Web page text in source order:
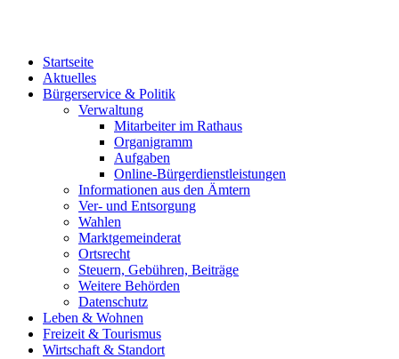
Startseite
Aktuelles
Bürgerservice & Politik
Verwaltung
Mitarbeiter im Rathaus
Organigramm
Aufgaben
Online-Bürgerdienstleistungen
Informationen aus den Ämtern
Ver- und Entsorgung
Wahlen
Marktgemeinderat
Ortsrecht
Steuern, Gebühren, Beiträge
Weitere Behörden
Datenschutz
Leben & Wohnen
Freizeit & Tourismus
Wirtschaft & Standort